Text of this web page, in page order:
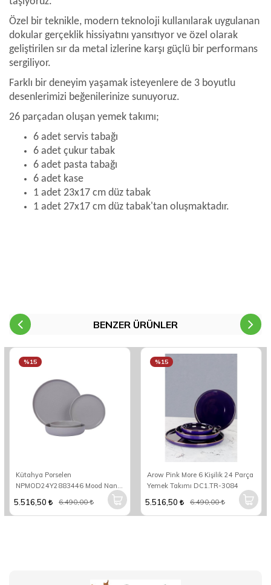
Özel bir teknikle, modern teknoloji kullanılarak uygulanan
dokular gerçeklik hissiyatını yansıtıyor ve özel olarak
geliştirilen sır da metal izlerine karşı güçlü bir performans
sergiliyor.
Farklı bir deneyim yaşamak isteyenlere de 3 boyutlu
desenlerimizi beğenilerinize sunuyoruz.
26 parçadan oluşan yemek takımı;
6 adet servis tabağı
6 adet çukur tabak
6 adet pasta tabağı
6 adet kase
1 adet 23x17 cm düz tabak
1 adet 27x17 cm düz tabak'tan oluşmaktadır.
BENZER ÜRÜNLER
Kütahya Porselen
NPMOD24Y2883446 Mood Nano
6 Kişilik 24 Parça Yuvarlak Yemek
Takımı
%15
5.516,50 6.490,00
Arow Pink More 6 Kişilik 24 Parça
Yemek Takımı DC1.TR-3084
%15
5.516,50 6.490,00